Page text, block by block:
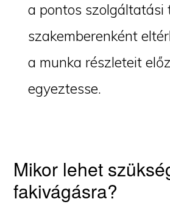
a pontos szolgáltatási
szakemberenként
a munka részleteit
egyeztesse.
Mikor lehet
fakivágásra?